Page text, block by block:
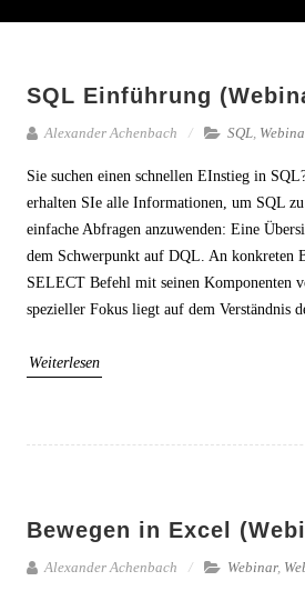
SQL Einführung
Alexander Achenbach SQL,
Sie suchen einen schnellen EInstieg in
erhalten SIe alle Informationen, um SQL zu
einfache Abfragen anzuwenden: Eine
dem Schwerpunkt auf DQL. An konkreten
SELECT Befehl mit seinen Komponenten
spezieller Fokus liegt auf dem Verständnis
Weiterlesen
Bewegen in Excel
Alexander Achenbach Webinar,